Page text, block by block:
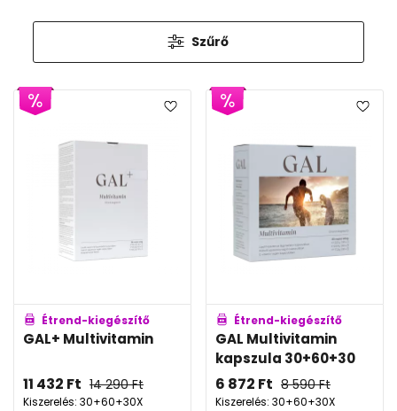
Szűrő
Étrend-kiegészítő
GAL+ Multivitamin
11 432 Ft 14 290Ft
Kiszerelés: 30+60+30X
Étrend-kiegészítő
GAL Multivitamin
kapszula 30+60+30
6 872 Ft 8 590Ft
Kiszerelés: 30+60+30X